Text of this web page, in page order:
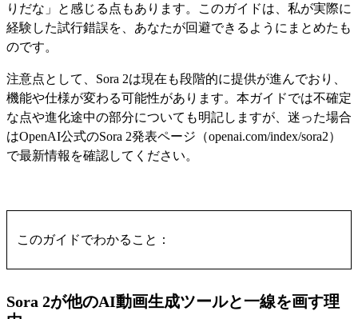
りだな」と感じる点もあります。このガイドは、私が実際に
経験した試行錯誤を、あなたが回避できるようにまとめたも
のです。
注意点として、Sora 2は現在も段階的に提供が進んでおり、
機能や仕様が変わる可能性があります。本ガイドでは不確定
な点や進化途中の部分についても明記しますが、迷った場合
はOpenAI公式のSora 2発表ページ（openai.com/index/sora2）
で最新情報を確認してください。
このガイドでわかること：
Sora 2が他のAI動画生成ツールと一線を画す理